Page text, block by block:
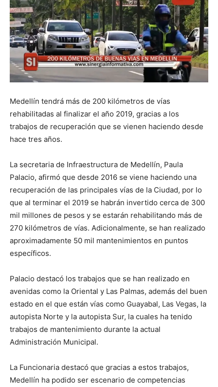
Medellín tendrá más de 200 kilómetros de vías
rehabilitadas al finalizar el año 2019, gracias a los
trabajos de recuperación que se vienen haciendo desde
hace tres años.
La secretaria de Infraestructura de Medellín, Paula
Palacio, afirmó que desde 2016 se viene haciendo una
recuperación de las principales vías de la Ciudad, por lo
que al terminar el 2019 se habrán invertido cerca de 300
mil millones de pesos y se estarán rehabilitando más de
270 kilómetros de vías. Adicionalmente, se han realizado
aproximadamente 50 mil mantenimientos en puntos
específicos.
Palacio destacó los trabajos que se han realizado en
avenidas como la Oriental y Las Palmas, además del buen
estado en el que están vías como Guayabal, Las Vegas, la
autopista Norte y la autopista Sur, la cuales ha tenido
trabajos de mantenimiento durante la actual
Administración Municipal.
La Funcionaria destacó que gracias a estos trabajos,
Medellín ha podido ser escenario de competencias